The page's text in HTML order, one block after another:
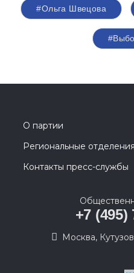
#Ольга Швецова
О партии
Региональные отделения
Контакты пресс-службы
+7 (495)
Москва,